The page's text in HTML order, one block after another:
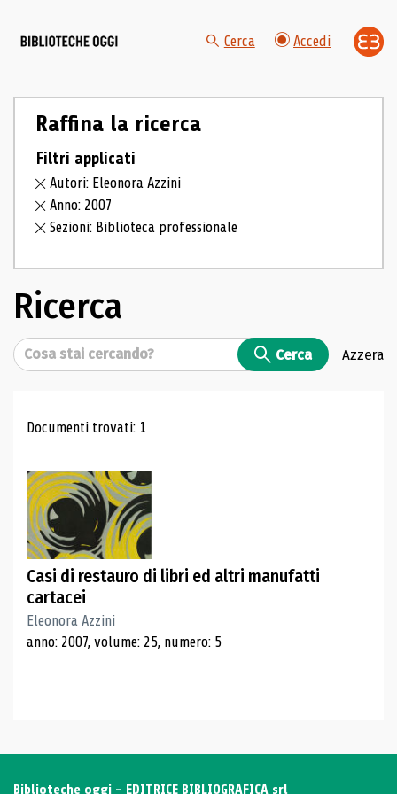
Cerca Accedi
Raffina la ricerca
Filtri applicati
Autori: Eleonora Azzini
Anno: 2007
Sezioni: Biblioteca professionale
Ricerca
Cerca Cerca Azzera
Risultati di ricerca
Documenti trovati: 1
Casi di restauro di libri ed altri manufatti
cartacei
Eleonora Azzini
anno: 2007, volume: 25, numero: 5
Biblioteche oggi - EDITRICE BIBLIOGRAFICA srl